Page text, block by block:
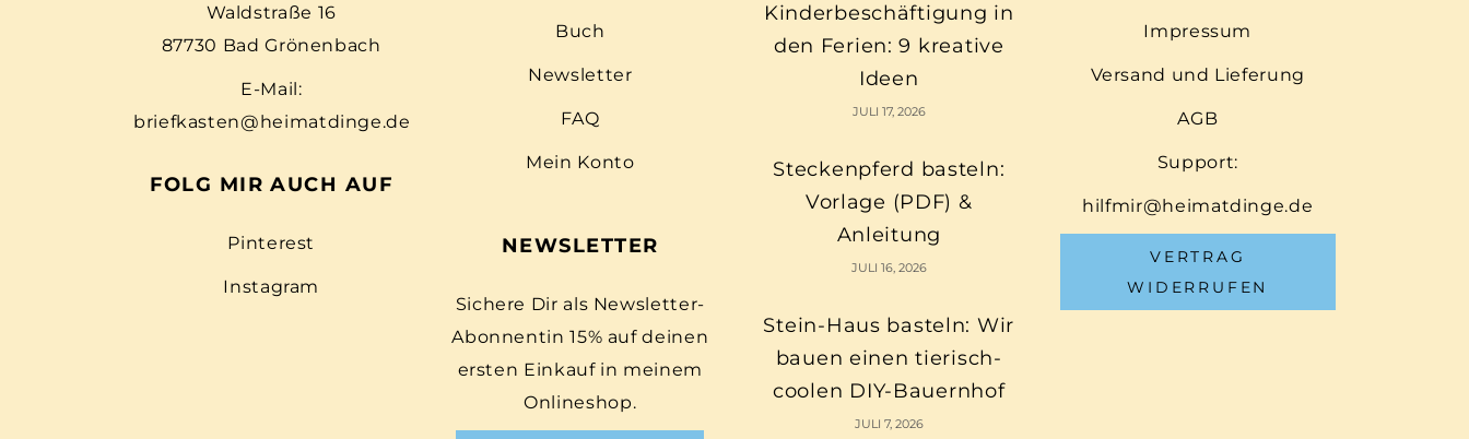
Waldstraße 16
87730 Bad Grönenbach
E-Mail:
briefkasten@heimatdinge.de
FOLG MIR AUCH AUF
Pinterest
Instagram
Buch
Newsletter
FAQ
Mein Konto
NEWSLETTER
Sichere Dir als Newsletter-
Abonnentin 15% auf deinen
ersten Einkauf in meinem
Onlineshop.
Kinderbeschäftigung in
den Ferien: 9 kreative
Ideen
JULI 17, 2026
Steckenpferd basteln:
Vorlage (PDF) &
Anleitung
JULI 16, 2026
Stein-Haus basteln: Wir
bauen einen tierisch-
coolen DIY-Bauernhof
JULI 7, 2026
Impressum
Versand und Lieferung
AGB
Support:
hilfmir@heimatdinge.de
VERTRAG
WIDERRUFEN